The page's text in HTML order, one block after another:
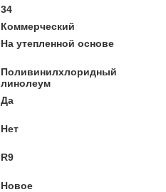
34
Коммерческий
На утепленной основе
Поливинилхлоридный
линолеум
Да
Нет
R9
Новое